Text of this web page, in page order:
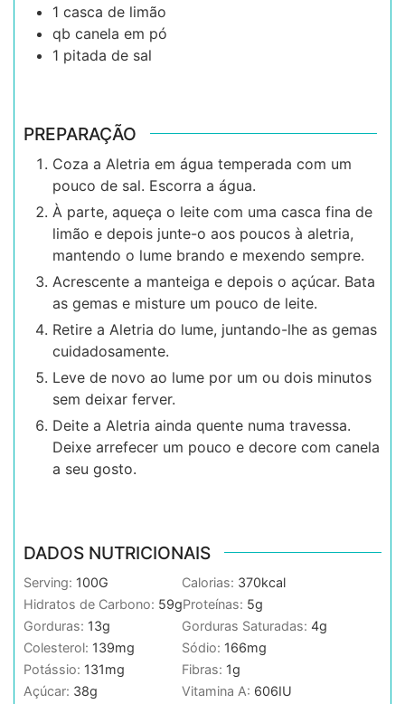
1 casca de limão
qb canela em pó
1 pitada de sal
PREPARAÇÃO
Coza a Aletria em água temperada com um
pouco de sal. Escorra a água.
À parte, aqueça o leite com uma casca fina de
limão e depois junte-o aos poucos à aletria,
mantendo o lume brando e mexendo sempre.
Acrescente a manteiga e depois o açúcar. Bata
as gemas e misture um pouco de leite.
Retire a Aletria do lume, juntando-lhe as gemas
cuidadosamente.
Leve de novo ao lume por um ou dois minutos
sem deixar ferver.
Deite a Aletria ainda quente numa travessa.
Deixe arrefecer um pouco e decore com canela
a seu gosto.
DADOS NUTRICIONAIS
Serving: 100G Calorias: 370kcal
Hidratos de Carbono: 59gProteínas: 5g
Gorduras: 13g Gorduras Saturadas: 4g
Colesterol: 139mg Sódio: 166mg
Potássio: 131mg Fibras: 1g
Açúcar: 38g Vitamina A: 606IU